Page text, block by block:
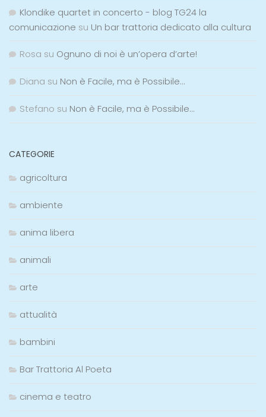
Klondike quartet in concerto - blog TG24 la
comunicazione su Un bar trattoria dedicato alla cultura
Rosa su Ognuno di noi è un’opera d’arte!
Diana su Non è Facile, ma è Possibile…
Stefano su Non è Facile, ma è Possibile…
CATEGORIE
agricoltura
ambiente
anima libera
animali
arte
attualità
bambini
Bar Trattoria Al Poeta
cinema e teatro